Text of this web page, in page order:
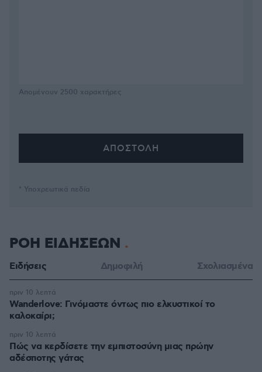
Απομένουν 2500 χαρακτήρες
* Υποχρεωτικά πεδία
ΡΟΗ ΕΙΔΗΣΕΩΝ
Ειδήσεις Δημοφιλή Σχολιασμένα
Wanderlove: Γινόμαστε όντως πιο ελκυστικοί το
καλοκαίρι;
πριν 10 λεπτά
Πώς να κερδίσετε την εμπιστοσύνη μιας πρώην
αδέσποτης γάτας
πριν 10 λεπτά